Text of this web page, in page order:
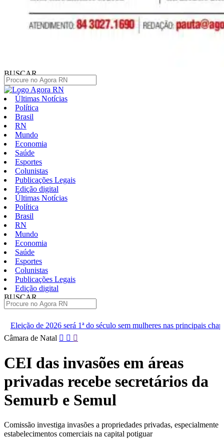
BUSCAR
Últimas Notícias
Política
Brasil
RN
Mundo
Economia
Saúde
Esportes
Colunistas
Publicações Legais
Edição digital
Últimas Notícias
Política
Brasil
RN
Mundo
Economia
Saúde
Esportes
Colunistas
Publicações Legais
Edição digital
BUSCAR
do século sem mulheres nas principais chapas
Renan diz que
Pular
conteúdo
Câmara de Natal
CEI das invasões em áreas
privadas recebe secretários da
Semurb e Semul
Comissão investiga invasões a propriedades privadas, especialmente
estabelecimentos comerciais na capital potiguar